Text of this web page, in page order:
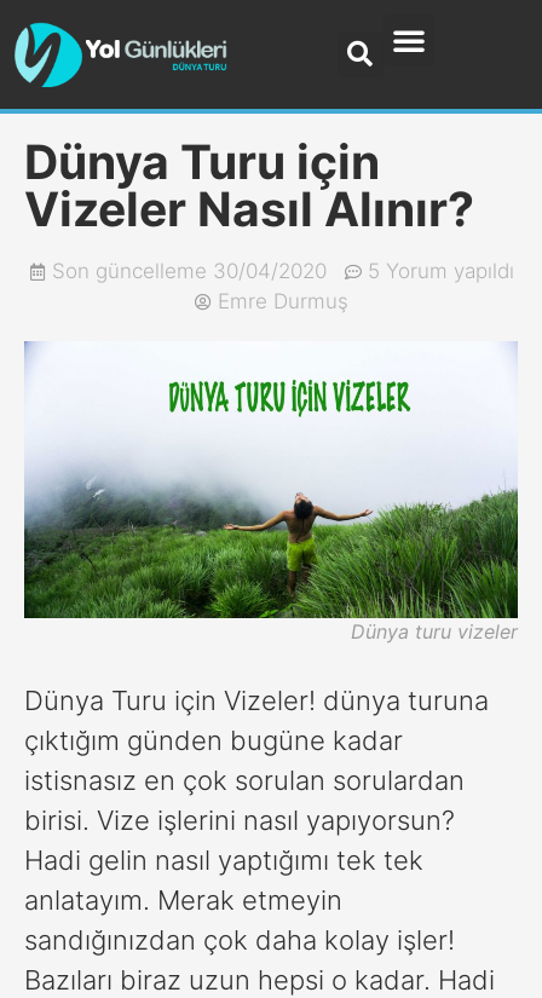
Dünya Turu için
Vizeler Nasıl Alınır?
Son güncelleme 30/04/2020
5 Yorum yapıldı
Emre Durmuş
Dünya turu vizeler
Dünya Turu için Vizeler! dünya turuna
çıktığım günden bugüne kadar
istisnasız en çok sorulan sorulardan
birisi. Vize işlerini nasıl yapıyorsun?
Hadi gelin nasıl yaptığımı tek tek
anlatayım. Merak etmeyin
sandığınızdan çok daha kolay işler!
Bazıları biraz uzun hepsi o kadar. Hadi